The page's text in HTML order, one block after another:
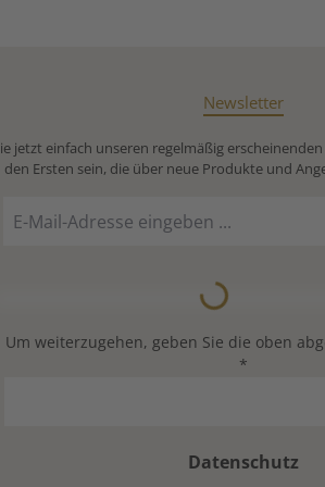
Newsletter
jetzt einfach unseren regelmäßig
den Ersten sein, die über neue Produkte und
Mail-
Loading...
Um weiterzugehen, geben Sie die oben
*
Datenschutz